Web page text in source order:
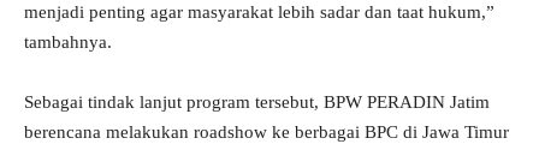
menjadi penting agar masyarakat lebih sadar dan taat hukum,”
tambahnya.
Sebagai tindak lanjut program tersebut, BPW PERADIN Jatim
berencana melakukan roadshow ke berbagai BPC di Jawa Timur